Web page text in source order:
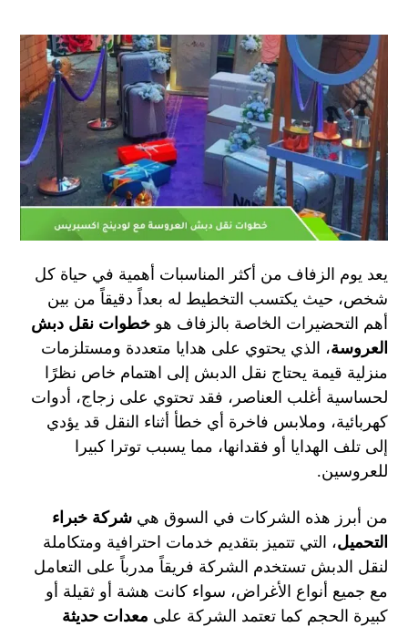
يعد يوم الزفاف من أكثر المناسبات أهمية في حياة كل
شخص، حيث يكتسب التخطيط له بعداً دقيقاً من بين
أهم التحضيرات الخاصة بالزفاف هوخطوات نقل دبش
العروسة، الذي يحتوي على هدايا متعددة ومستلزمات
منزلية قيمة يحتاج نقل الدبش إلى اهتمام خاص نظرًا
لحساسية أغلب العناصر، فقد تحتوي على زجاج، أدوات
كهربائية، وملابس فاخرة أي خطأ أثناء النقل قد يؤدي
إلى تلف الهدايا أو فقدانها، مما يسبب توترا كبيرا
للعروسين.
من أبرز هذه الشركات في السوق هيشركة خبراء
التحميل، التي تتميز بتقديم خدمات احترافية ومتكاملة
لنقل الدبشتستخدم الشركة فريقاً مدرباً على التعامل
مع جميع أنواع الأغراض، سواء كانت هشة أو ثقيلة أو
كبيرة الحجمكما تعتمد الشركة على معدات حديثة